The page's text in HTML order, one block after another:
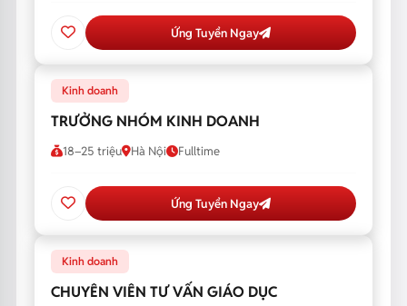
Ứng Tuyển Ngay
Kinh doanh
TRƯỞNG NHÓM KINH DOANH
18–25 triệu Hà Nội Fulltime
Ứng Tuyển Ngay
Kinh doanh
CHUYÊN VIÊN TƯ VẤN GIÁO DỤC